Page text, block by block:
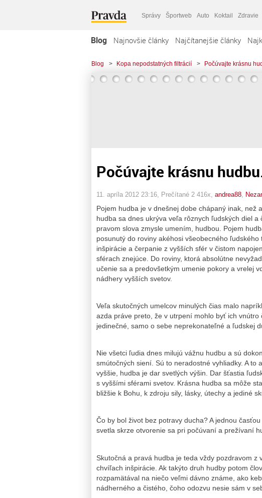
Správy Športweb Auto Koktail Zdravie
Blog Najnovšie články Najčítanejšie články
Blog > Kopa nepodstatných filtrácií > Počúvajte krásnu
Počúvajte krásnu
11. apríla 2012 23:16 , Prečítané 2 416x, andrea88
Pojem hudba je v dnešnej dobe chápaný inak, než
hudba sa dnes ukrýva veľa rôznych ľudských diel
pravom slova zmysle umením, hudbou. Pojem
posunutý do roviny akéhosi všeobecného
inšpirácie a čerpanie z vyšších sfér v čistom
sférach znejúce. Do roviny, ktorá absolútne
učenie sa a predovšetkým umenie pokory a vrelej
nádhery vyšších svetov.
Veľa skutočných umelcov minulých čias malo
azda práve preto, že v utrpení mohlo byť ich vnútro
jedinečné, samo o sebe neprekonateľné a ľudskej
Nie všetci ľudia dnes milujú vážnu hudbu a sú
smútočných siení. Sú to neradostné vyhliadky. A to
vyššie, hudba je dar svetlých výšin. Dar šťastia
s vyššími sférami svetov. Krásna hudba sa môže
bližšie k Bohu, k zdroju sily, lásky, útechy a jediné
Čo by bol život bez potravy ducha? A jednou
svetla skrze otvorenie sa pri počúvaní a prežívaní
Skutočná a pravá hudba je teda vždy pozdravom
chvíľach inšpirácie. Ak takýto druh hudby potom
rozpamätával na niečo veľmi dávno známe, ako
nádherného a čistého, čoho odozvu nesie sám v